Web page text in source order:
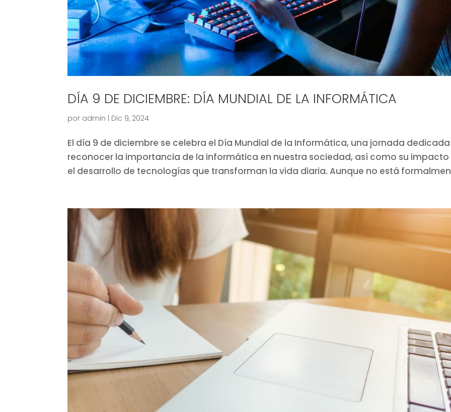
DÍA 9 DE DICIEMBRE: DÍA MUNDIAL DE LA INFORMÁTICA
por admin | Dic 9, 2024
El día 9 de diciembre se celebra el Día Mundial de la Informática, una jornada
reconocer la importancia de la informática en nuestra sociedad, así como su impacto
el desarrollo de tecnologías que transforman la vida diaria. Aunque no está